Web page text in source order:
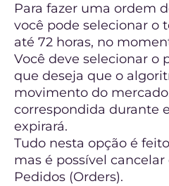
Para fazer uma ordem
você pode selecionar o
até 72 horas, no
Você deve selecionar o
que deseja que o
movimento do
correspondida durante
expirará.
Tudo nesta opção é
mas é possível
Pedidos (Orders).